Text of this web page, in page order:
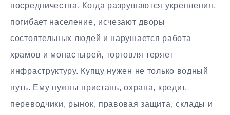
посредничества. Когда разрушаются укрепления,
погибает население, исчезают дворы
состоятельных людей и нарушается работа
храмов и монастырей, торговля теряет
инфраструктуру. Купцу нужен не только водный
путь. Ему нужны пристань, охрана, кредит,
переводчики, рынок, правовая защита, склады и